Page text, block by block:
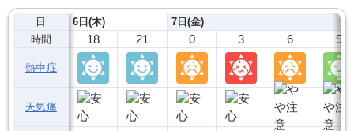
日
時間
熱中症
天気痛
6日(木)
18 21
7日(金)
0 3 6 9